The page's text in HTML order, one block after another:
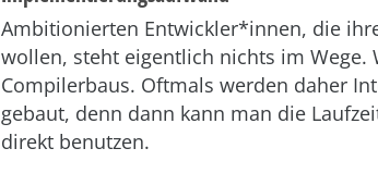
Ambitionierten Entwickler*innen, die
wollen, steht eigentlich nichts im Wege.
Compilerbaus. Oftmals werden daher
gebaut, denn dann kann man die
direkt benutzen.